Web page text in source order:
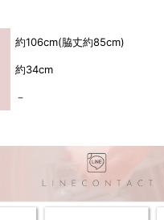
約106cm(脇丈約85cm)
約34cm
－